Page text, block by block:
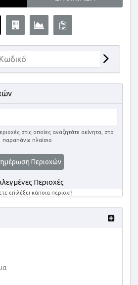
στις οποίες αναζητάτε ακίνητα, στο
παραπάνω πλαίσιο
Περιοχών
Περιοχές
επιλέξει κάποια περιοχή